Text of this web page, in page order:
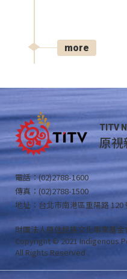
more
TITV
原視
電話：(02)2788-1600
傳真：(02)2788-1500
地址：台北市南港區重陽路 120
財團法人原住民族文化事業基
Copyright © 2021 Indigenous
All Rights Reserved .